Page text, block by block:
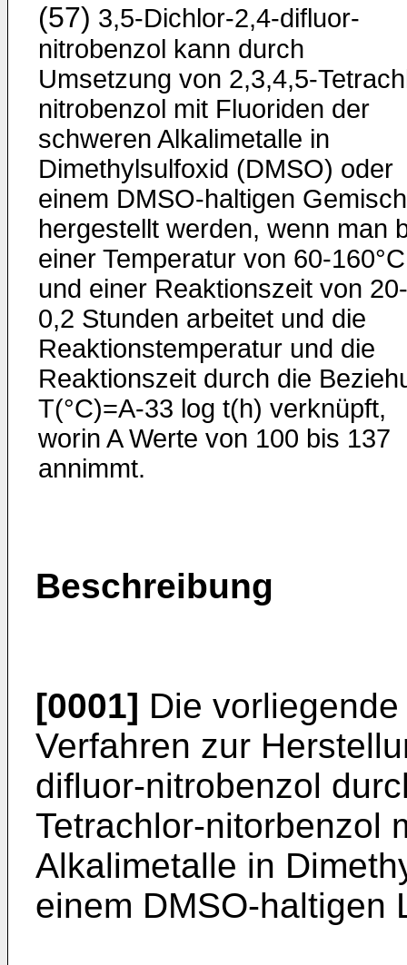
(57) 3,5-Dichlor-2,4-difluor-
nitrobenzol kann durch
Umsetzung von 2,3,4,5-
nitrobenzol mit Fluoriden der
schweren Alkalimetalle in
Dimethylsulfoxid (DMSO) oder
einem DMSO-haltigen Gemisch
hergestellt werden, wenn man
einer Temperatur von 60-160°C
und einer Reaktionszeit von 20-
0,2 Stunden arbeitet und die
Reaktionstemperatur und die
Reaktionszeit durch die
T(°C)=A-33 log t(h) verknüpft,
worin A Werte von 100 bis 137
annimmt.
Beschreibung
[0001] Die
Verfahren zur
difluor-nitrobenzol
Tetrachlor-nitorbenzol
Alkalimetalle in
einem DMSO-haltigen